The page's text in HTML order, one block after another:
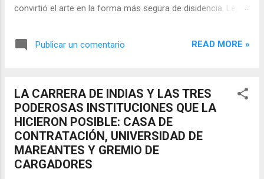
convirtió el arte en la forma más segura de disidencia. Lejos
artistas eran agentes dobles, equilibrando su necesidad de
mecenazgo real con la obligación de preservar su integridad
pintores encontraron en los símbolos, las distorsiones y los
objetos cotidianos un lenguaje cifrado capaz de eludir a los
censores y desafiar al trono. 🎭 La arquitectura del engaño
El retrato renacentista no era un simple reflejo de la realidad,
sino un objeto tridimensional y multifacético. Los pintores
de la corte eran los agentes dobles definitivos, y dominaban
Publicar un comentario READ MORE »
LA CARRERA DE INDIAS Y LAS TRES
PODEROSAS INSTITUCIONES QUE LA
HICIERON POSIBLE: CASA DE
CONTRATACIÓN, UNIVERSIDAD DE
MAREANTES Y GREMIO DE
CARGADORES